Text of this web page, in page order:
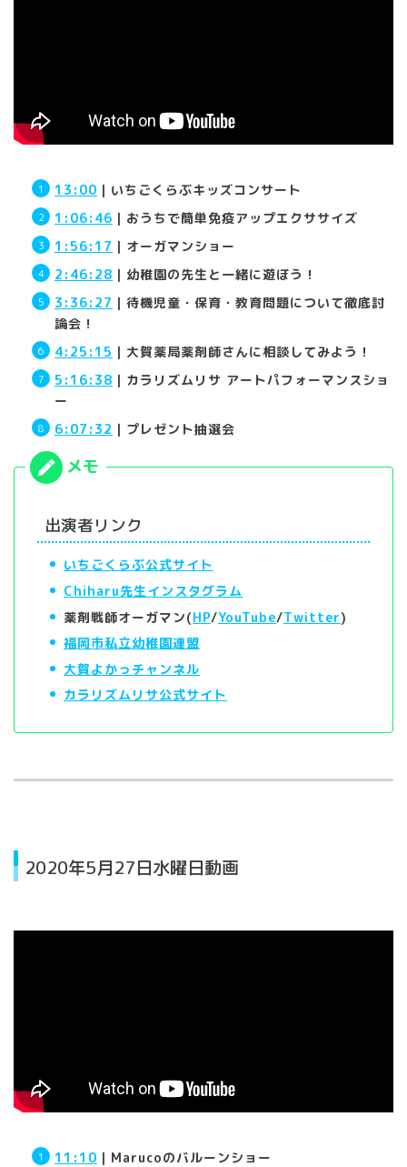
13:00 ｜いちごくらぶキッズコンサート
1:06:46 ｜おうちで簡単免疫アップエクササイズ
1:56:17 ｜オーガマンショー
2:46:28 ｜幼稚園の先生と一緒に遊ぼう！
3:36:27 ｜待機児童・保育・教育問題について徹底討
論会！
4:25:15 ｜大賀薬局薬剤師さんに相談してみよう！
5:16:38 ｜カラリズムリサ アートパフォーマンスショ
ー
6:07:32 ｜プレゼント抽選会
出演者リンク
いちごくらぶ公式サイト
Chiharu先生インスタグラム
薬剤戦師オーガマン(HP/YouTube/Twitter)
福岡市私立幼稚園連盟
大賀よかっチャンネル
カラリズムリサ公式サイト
2020年5月27日水曜日動画
11:10 ｜Marucoのバルーンショー